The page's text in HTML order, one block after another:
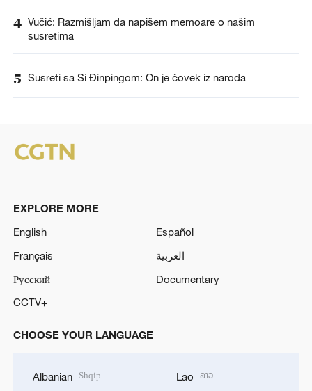
4 Vučić: Razmišljam da napišem memoare o našim
susretima
5 Susreti sa Si Đinpingom: On je čovek iz naroda
EXPLORE MORE
English
Español
Français
العربية
Русский
Documentary
CCTV+
CHOOSE YOUR LANGUAGE
Albanian Shqip Lao ລາວ